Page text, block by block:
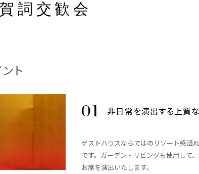
詞交歓会
ト
非日常を演出する上質
ゲストハウスならではのリゾート感溢
です。ガーデン・リビングも使用して
お席を演出いたします。